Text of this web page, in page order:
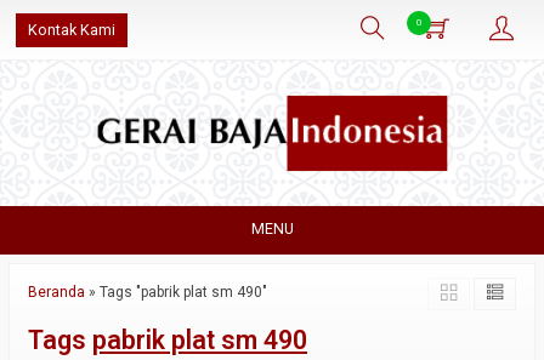
Kontak Kami 0
MENU
Beranda » Tags "pabrik plat sm 490"
Tags pabrik plat sm 490